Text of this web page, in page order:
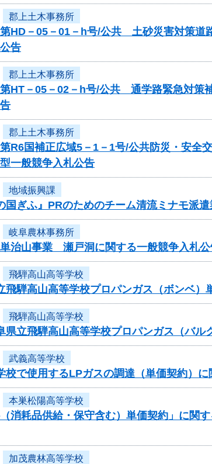
郡上土木事務所
第HD－05－01－h号/公共 土砂災害対策
告
郡上土木事務所
第HT－05－02－h号/公共 通学路緊急対策
郡上土木事務所
第R6国補正広域5－1－1号/公共防災・安
一般競争入札公告
地域振興課
国ぎふ』PRのためのチーム清流ミナモ派
岐阜農林事務所
単治山事業 瀬戸洞に関する一般競争入札
飛騨高山高等学校
騨高山高等学校プロパンガス（ボンベ）
飛騨高山高等学校
立飛騨高山高等学校プロパンガス（バル
武義高等学校
校で使用するLPガスの調達（単価契約）
本巣松陽高等学校
（消耗品供給・保守含む）単価契約」に関
加茂農林高等学校